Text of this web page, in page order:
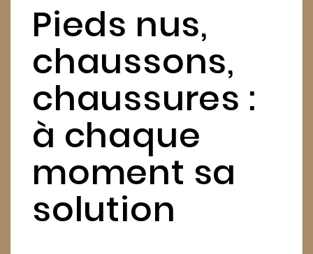
Pieds nus,
chaussons,
chaussures :
à chaque
moment sa
solution